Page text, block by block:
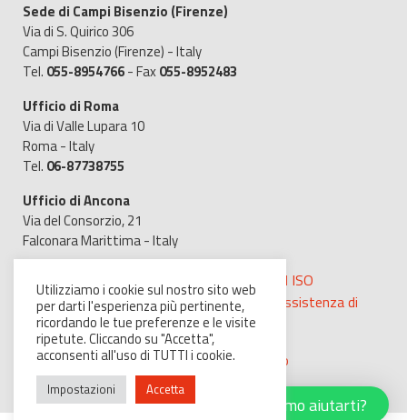
Sede di Campi Bisenzio (Firenze)
Via di S. Quirico 306
Campi Bisenzio (Firenze) - Italy
Tel. 055-8954766- Fax055-8952483
Ufficio di Roma
Via di Valle Lupara 10
Roma - Italy
Tel. 06-87738755
Ufficio di Ancona
Via del Consorzio, 21
Falconara Marittima - Italy
MicroGeo possiede, inoltre, il certificato EN ISO
9001:2015 per la commercializzazione e l'assistenza di
strumenti per il rilievo ed il monitoraggio
Cookie Policy-Privacy Policy-Codice Etico
Utilizziamo i cookie sul nostro sito web
per darti l'esperienza più pertinente,
ricordando le tue preferenze e le visite
ripetute. Cliccando su "Accetta",
acconsenti all'uso di TUTTI i cookie.
Impostazioni Accetta
Possiamo aiutarti?